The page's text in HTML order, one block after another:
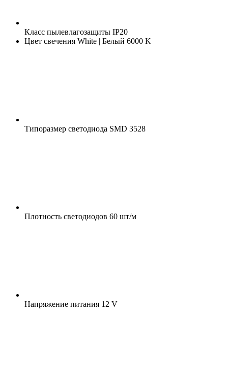
Класс пылевлагозащиты IP20
Цвет свечения White | Белый 6000 K
Типоразмер светодиода SMD 3528
Плотность светодиодов 60 шт/м
Напряжение питания 12 V